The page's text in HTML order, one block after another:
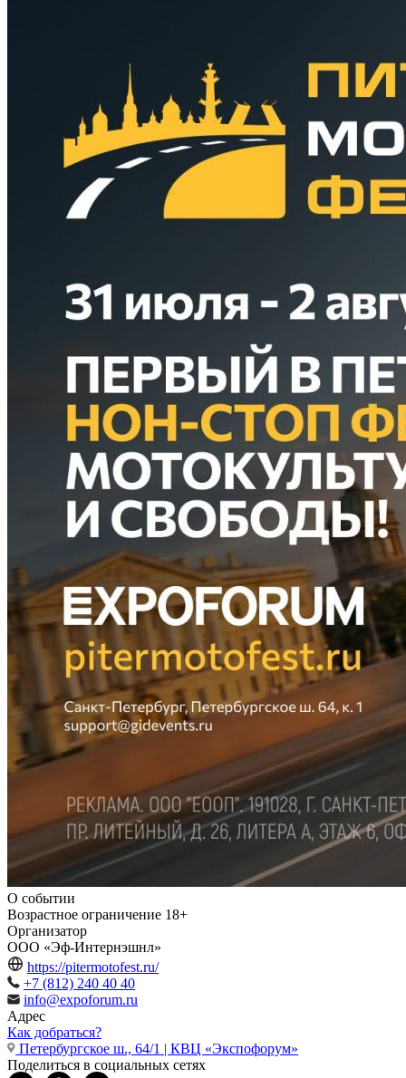
О событии
Возрастное ограничение 18+
Организатор
ООО «Эф-Интернэшнл»
https://pitermotofest.ru/
+7 (812) 240 40 40
info@expoforum.ru
Адрес
Как добраться?
Петербургское ш., 64/1 | КВЦ «Экспофорум»
Поделиться в социальных сетях